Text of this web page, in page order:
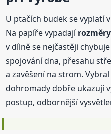
U ptačích budek se vyplatí
Na papíře vypadají
v dílně se nejčastěji
spojování dna, přesahu
a zavěšení na strom.
dohromady dobře ukazují
postup, odbornější